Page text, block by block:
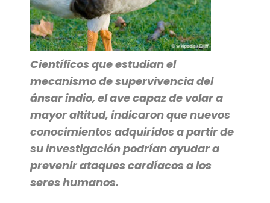
Científicos que estudian el
mecanismo de supervivencia del
ánsar indio, el ave capaz de volar a
mayor altitud, indicaron que nuevos
conocimientos adquiridos a partir de
su investigación podrían ayudar a
prevenir ataques cardíacos a los
seres humanos.